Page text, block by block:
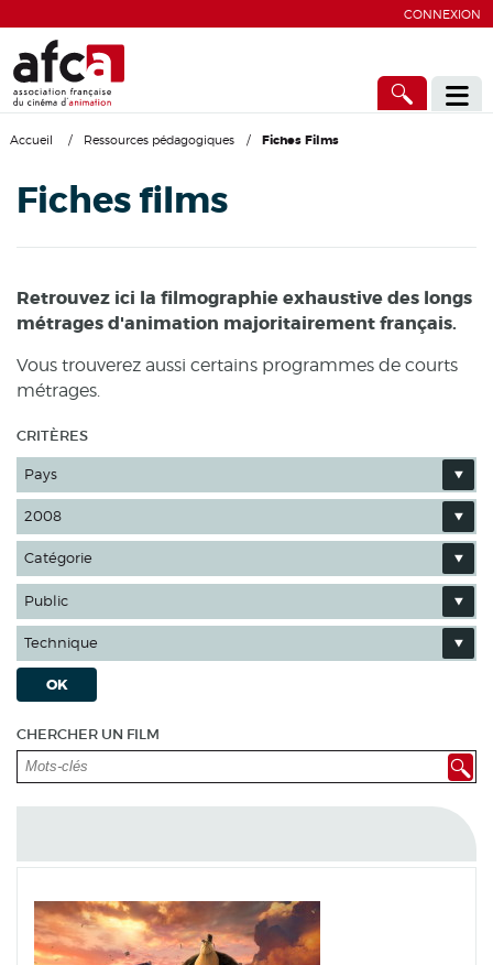
CONNEXION
Accueil / Ressources pédagogiques / Fiches Films
Fiches films
Retrouvez ici la filmographie exhaustive des longs
métrages d'animation majoritairement français.
Vous trouverez aussi certains programmes de courts
métrages.
CRITÈRES
Pays
2008
Catégorie
Public
Technique
OK
CHERCHER UN FILM